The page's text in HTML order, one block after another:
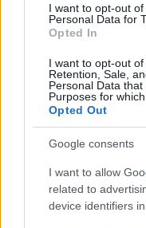
I want to opt-out
Personal Data for
Opted In
I want to opt-out of
Retention, Sale,
Personal Data
Purposes for
Opted Out
Google consents
I want to allow
related to
device identifiers in